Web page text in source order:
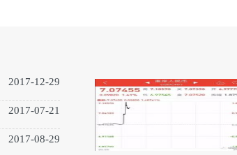
2017-12-29
2017-07-21
2017-08-29